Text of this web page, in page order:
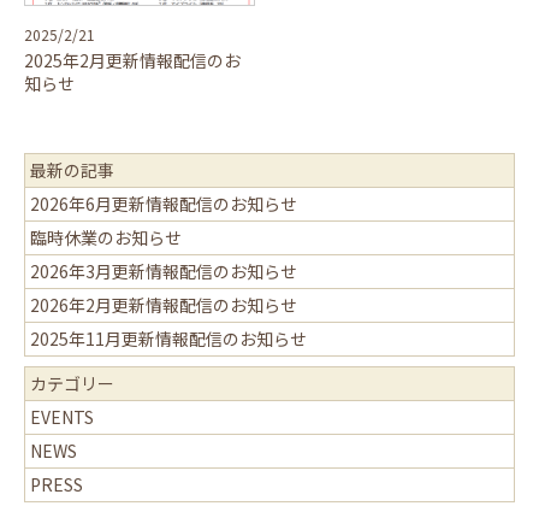
2025/2/21
2025年2月更新情報配信のお
知らせ
最新の記事
2026年6月更新情報配信のお知らせ
臨時休業のお知らせ
2026年3月更新情報配信のお知らせ
2026年2月更新情報配信のお知らせ
2025年11月更新情報配信のお知らせ
カテゴリー
EVENTS
NEWS
PRESS